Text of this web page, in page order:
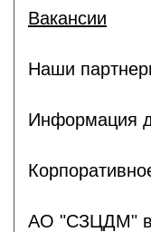
Вакансии
Наши
Информация
АО "СЗЦДМ"